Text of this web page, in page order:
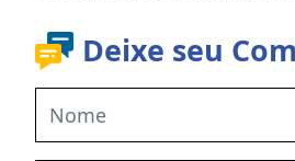
Deixe seu